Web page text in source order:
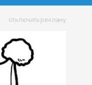
отключить рекламу